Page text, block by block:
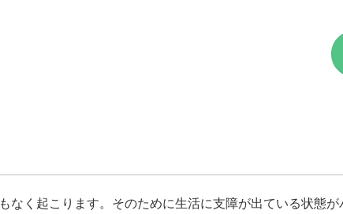
く起こります。そのために生活に支障が出ている状態